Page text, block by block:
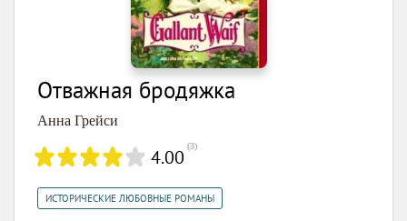
Отважная бродяжка
Анна Грейси
4.00 (3)
ИСТОРИЧЕСКИЕ ЛЮБОВНЫЕ РОМАНЫ